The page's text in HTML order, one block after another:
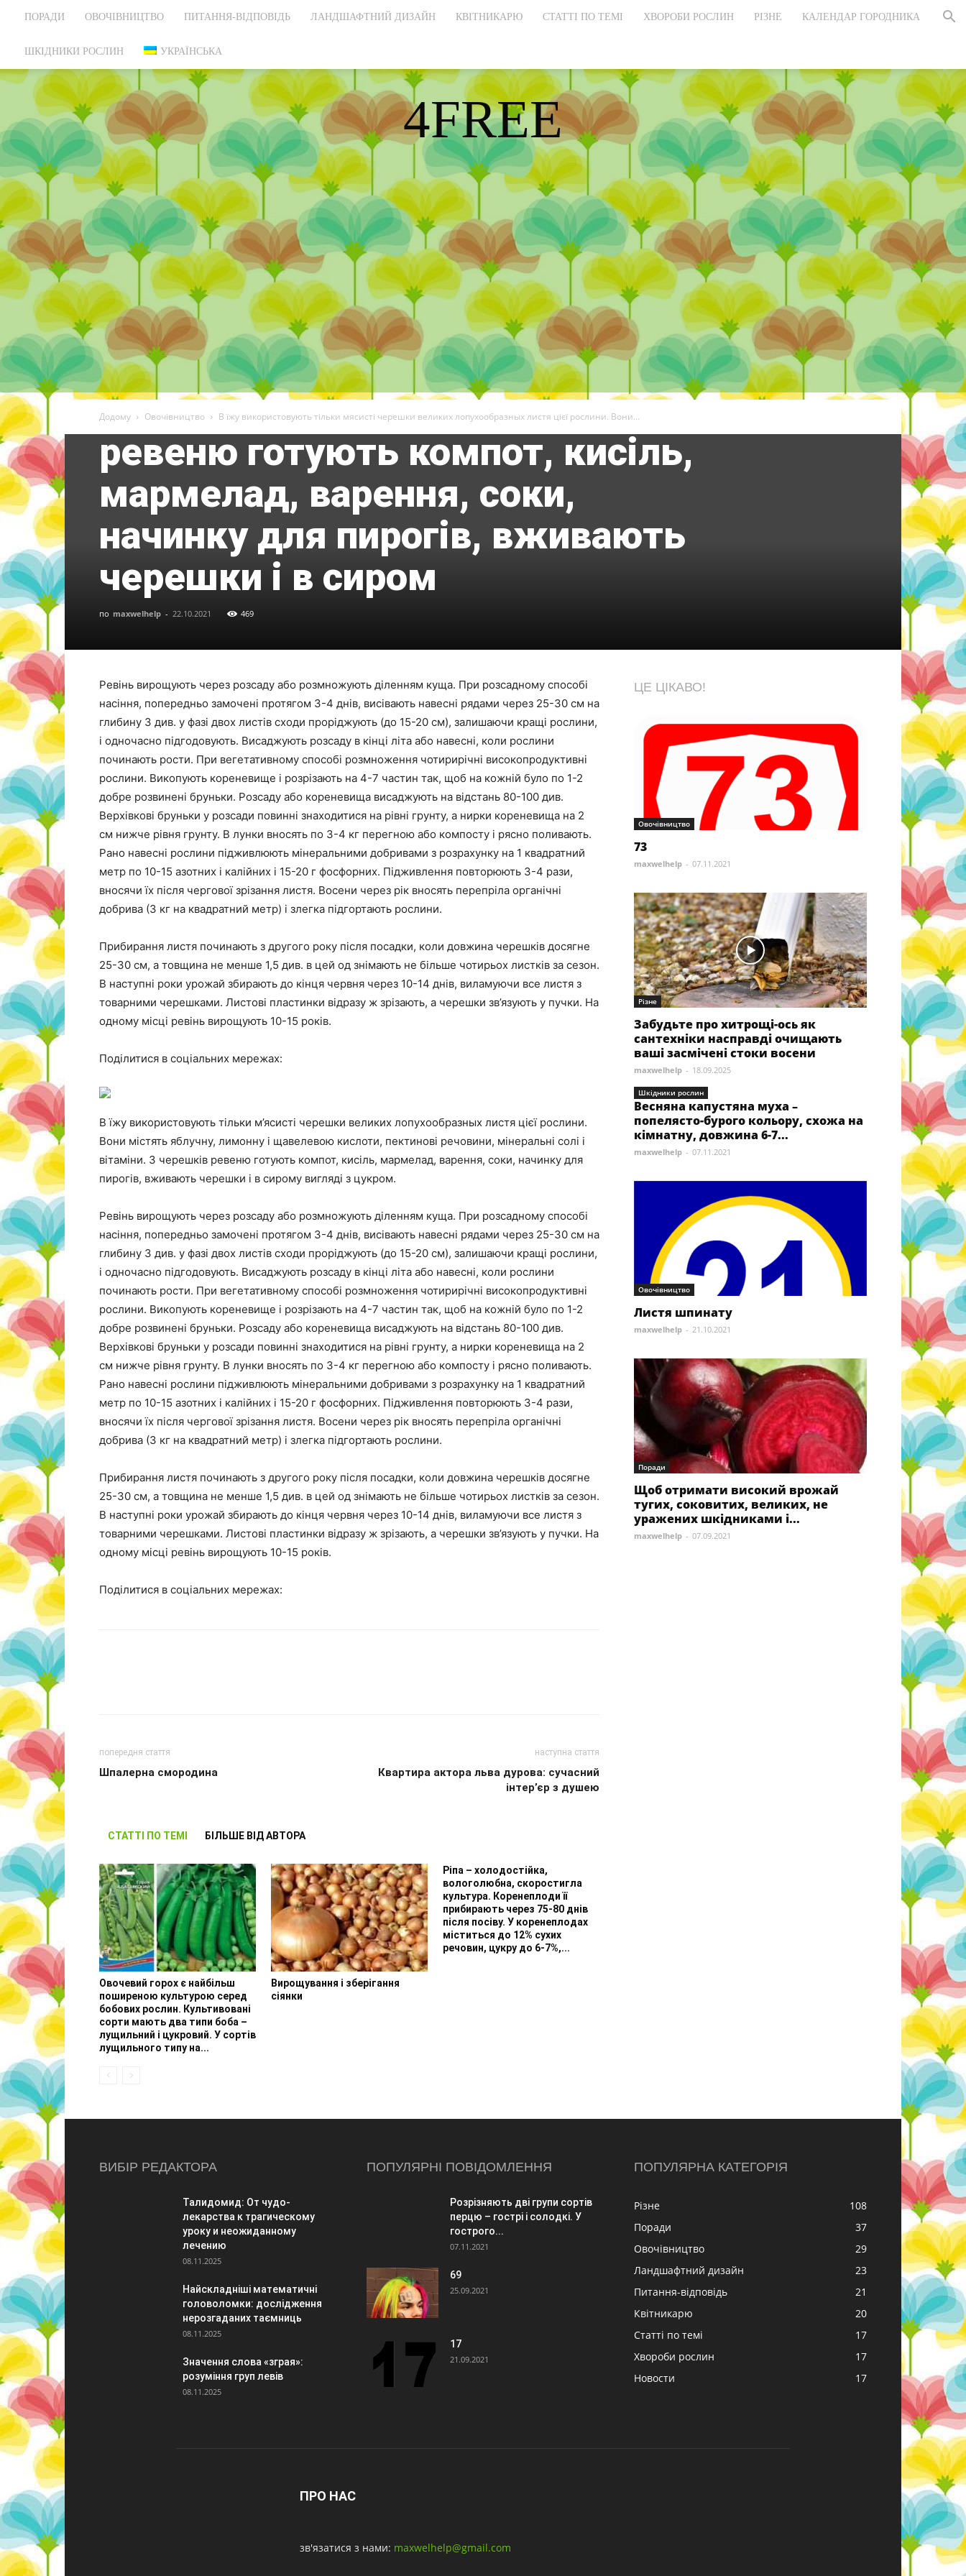
ПОРАДИ ОВОЧІВНИЦТВО ПИТАННЯ-ВІДПОВІДЬ ЛАНДШАФТНИЙ ДИЗАЙН КВІТНИКАРЮ СТАТТІ ПО ТЕМІ ХВОРОБИ РОСЛИН РІЗНЕ КАЛЕНДАР ГОРОДНИКА
ШКІДНИКИ РОСЛИН УКРАЇНСЬКА
4FREE
DISCOVER THE ART OF PUBLISHING
Додому Овочівництво В їжу використовують тільки мясисті черешки великих лопухообразных листя цієї рослини. Вони...
Овочівництво
В їжу використовують тільки
мясисті черешки великих
лопухообразных листя цієї
рослини. Вони містять яблучну,
лимонну і щавелевою кислоти,
пектинові речовини, мінеральні
солі і вітаміни. З черешків
ревеню готують компот, кисіль,
мармелад, варення, соки,
начинку для пирогів, вживають
черешки і в сиром
по maxwelhelp - 22.10.2021 469
Ревінь вирощують через розсаду або розмножують діленням куща. При розсадному способі
насіння, попередньо замочені протягом 3-4 днів, висівають навесні рядами через 25-30 см на
глибину 3 див. у фазі двох листів сходи проріджують (до 15-20 см), залишаючи кращі рослини,
і одночасно підгодовують. Висаджують розсаду в кінці літа або навесні, коли рослини
починають рости. При вегетативному способі розмноження чотирирічні високопродуктивні
рослини. Викопують кореневище і розрізають на 4-7 частин так, щоб на кожній було по 1-2
добре розвинені бруньки. Розсаду або кореневища висаджують на відстань 80-100 див.
Верхівкові бруньки у розсади повинні знаходитися на рівні грунту, а нирки кореневища на 2
см нижче рівня грунту. В лунки вносять по 3-4 кг перегною або компосту і рясно поливають.
Рано навесні рослини підживлюють мінеральними добривами з розрахунку на 1 квадратний
метр по 10-15 азотних і калійних і 15-20 г фосфорних. Підживлення повторюють 3-4 рази,
вносячи їх після чергової зрізання листя. Восени через рік вносять перепріла органічні
добрива (3 кг на квадратний метр) і злегка підгортають рослини.
Прибирання листя починають з другого року після посадки, коли довжина черешків досягне
25-30 см, а товщина не менше 1,5 див. в цей од знімають не більше чотирьох листків за сезон.
В наступні роки урожай збирають до кінця червня через 10-14 днів, виламуючи все листя з
товарними черешками. Листові пластинки відразу ж зрізають, а черешки зв’язують у пучки. На
одному місці ревінь вирощують 10-15 років.
Поділитися в соціальних мережах:
В їжу використовують тільки м’ясисті черешки великих лопухообразных листя цієї рослини.
Вони містять яблучну, лимонну і щавелевою кислоти, пектинові речовини, мінеральні солі і
вітаміни. З черешків ревеню готують компот, кисіль, мармелад, варення, соки, начинку для
пирогів, вживають черешки і в сирому вигляді з цукром.
Ревінь вирощують через розсаду або розмножують діленням куща. При розсадному способі
насіння, попередньо замочені протягом 3-4 днів, висівають навесні рядами через 25-30 см на
глибину 3 див. у фазі двох листів сходи проріджують (до 15-20 см), залишаючи кращі рослини,
і одночасно підгодовують. Висаджують розсаду в кінці літа або навесні, коли рослини
починають рости. При вегетативному способі розмноження чотирирічні високопродуктивні
рослини. Викопують кореневище і розрізають на 4-7 частин так, щоб на кожній було по 1-2
добре розвинені бруньки. Розсаду або кореневища висаджують на відстань 80-100 див.
Верхівкові бруньки у розсади повинні знаходитися на рівні грунту, а нирки кореневища на 2
см нижче рівня грунту. В лунки вносять по 3-4 кг перегною або компосту і рясно поливають.
Рано навесні рослини підживлюють мінеральними добривами з розрахунку на 1 квадратний
метр по 10-15 азотних і калійних і 15-20 г фосфорних. Підживлення повторюють 3-4 рази,
вносячи їх після чергової зрізання листя. Восени через рік вносять перепріла органічні
добрива (3 кг на квадратний метр) і злегка підгортають рослини.
Прибирання листя починають з другого року після посадки, коли довжина черешків досягне
25-30 см, а товщина не менше 1,5 див. в цей од знімають не більше чотирьох листків за сезон.
В наступні роки урожай збирають до кінця червня через 10-14 днів, виламуючи все листя з
товарними черешками. Листові пластинки відразу ж зрізають, а черешки зв’язують у пучки. На
одному місці ревінь вирощують 10-15 років.
Поділитися в соціальних мережах:
попередня стаття
Шпалерна смородина
наступна стаття
Квартира актора льва дурова: сучасний
інтер’єр з душею
СТАТТІ ПО ТЕМІ БІЛЬШЕ ВІД АВТОРА
Овочевий горох є найбільш
поширеною культурою серед
бобових рослин. Культивовані
сорти мають два типи боба –
лущильний і цукровий. У сортів
лущильного типу на...
Вирощування і зберігання
сіянки
Ріпа – холодостійка,
вологолюбна, скоростигла
культура. Коренеплоди її
прибирають через 75-80 днів
після посіву. У коренеплодах
міститься до 12% сухих
речовин, цукру до 6-7%,...
ЦЕ ЦІКАВО!
Овочівництво
73
maxwelhelp - 07.11.2021
Різне
Забудьте про хитрощі-ось як
сантехніки насправді очищають
ваші засмічені стоки восени
maxwelhelp - 18.09.2025
Шкідники рослин
Весняна капустяна муха –
попелясто-бурого кольору, схожа на
кімнатну, довжина 6-7...
maxwelhelp - 07.11.2021
Овочівництво
Листя шпинату
maxwelhelp - 21.10.2021
Поради
Щоб отримати високий врожай
тугих, соковитих, великих, не
уражених шкідниками і...
maxwelhelp - 07.09.2021
ВИБІР РЕДАКТОРА
Талидомид: От чудо-
лекарства к трагическому
уроку и неожиданному
лечению
08.11.2025
Найскладніші математичні
головоломки: дослідження
нерозгаданих таємниць
08.11.2025
Значення слова «зграя»:
розуміння груп левів
08.11.2025
ПОПУЛЯРНІ ПОВІДОМЛЕННЯ
Розрізняють дві групи сортів
перцю – гострі і солодкі. У
гострого...
07.11.2021
69
25.09.2021
17
21.09.2021
ПОПУЛЯРНА КАТЕГОРІЯ
Різне
108
Поради
37
Овочівництво
29
Ландшафтний дизайн
23
Питання-відповідь
21
Квітникарю
20
Статті по темі
17
Хвороби рослин
17
Новости
17
ПРО НАС
зв'язатися з нами: maxwelhelp@gmail.com